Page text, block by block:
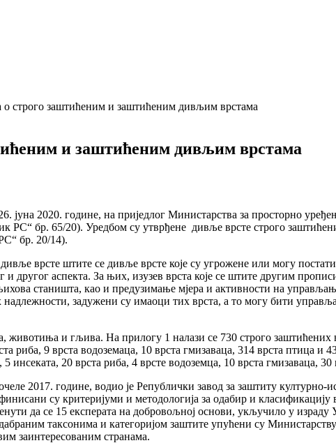
о строго заштићеним и заштићеним дивљим врстама
и заштићеним дивљим врстама
јуна 2020. године, на приједлог Министарства за просторно
РС“ бр. 65/20). Уредбом су утврђене дивље врсте строго
бр. 20/14).
врсте штите се дивље врсте које су угрожене или могу постати
и другог аспекта. За њих, изузев врста које се штите другим
станишта, као и предузимање мјера и активности на
задужени су имаоци тих врста, а то могу бити
животиња и гљива. На прилогу 1 налази се 730 строго заштићених
риба, 9 врста водоземаца, 10 врста гмизаваца, 314 врста птица
инсеката, 20 врста риба, 4 врсте водоземца, 10 врста гмизаваца, 30
2017. године, водио је Републички завод за заштиту
су критеријуми и методологија за одабир и класификацију
да се 15 експерата на добровољној основи, укључило у
таксонима и категоријом заштите упућени су
заинтересованим странама.